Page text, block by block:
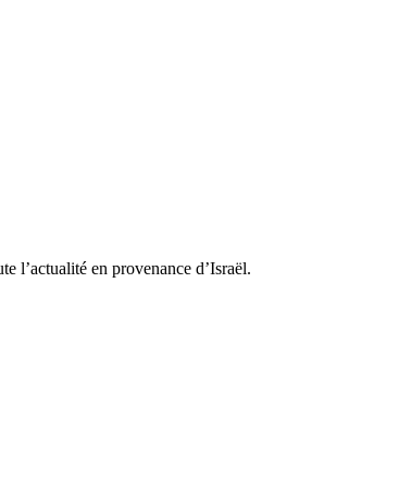
l’actualité en provenance d’Israël.